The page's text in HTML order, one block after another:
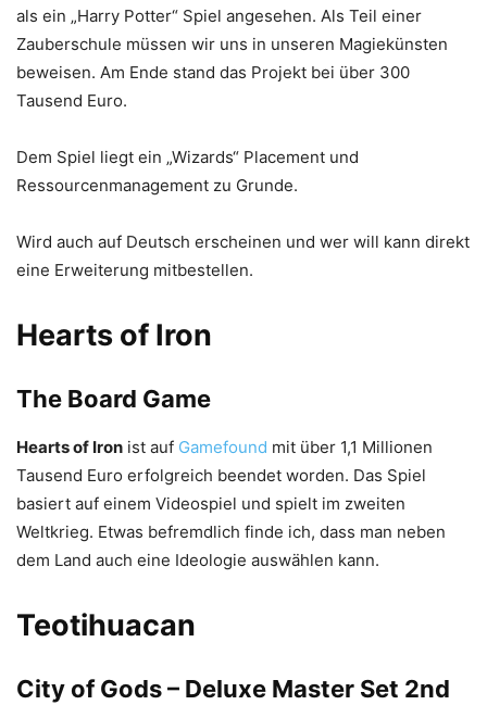
als ein „Harry Potter“ Spiel angesehen. Als Teil einer
Zauberschule müssen wir uns in unseren Magiekünsten
beweisen. Am Ende stand das Projekt bei über 300
Tausend Euro.
Dem Spiel liegt ein „Wizards“ Placement und
Ressourcenmanagement zu Grunde.
Wird auch auf Deutsch erscheinen und wer will kann direkt
eine Erweiterung mitbestellen.
Hearts of Iron
The Board Game
Hearts of Iron ist auf Gamefound mit über 1,1 Millionen
Tausend Euro erfolgreich beendet worden. Das Spiel
basiert auf einem Videospiel und spielt im zweiten
Weltkrieg. Etwas befremdlich finde ich, dass man neben
dem Land auch eine Ideologie auswählen kann.
Teotihuacan
City of Gods – Deluxe Master Set 2nd